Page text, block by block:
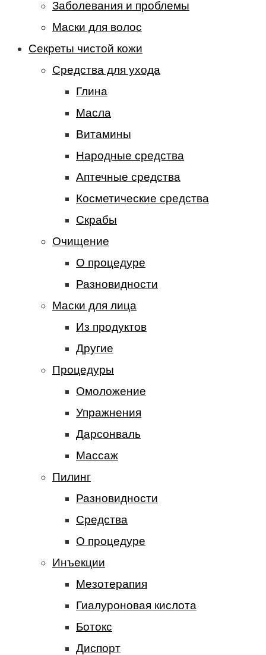
Заболевания и проблемы
Маски для волос
Секреты чистой кожи
Средства для ухода
Глина
Масла
Витамины
Народные средства
Аптечные средства
Косметические средства
Скрабы
Очищение
О процедуре
Разновидности
Маски для лица
Из продуктов
Другие
Процедуры
Омоложение
Упражнения
Дарсонваль
Массаж
Пилинг
Разновидности
Средства
О процедуре
Инъекции
Мезотерапия
Гиалуроновая кислота
Ботокс
Диспорт